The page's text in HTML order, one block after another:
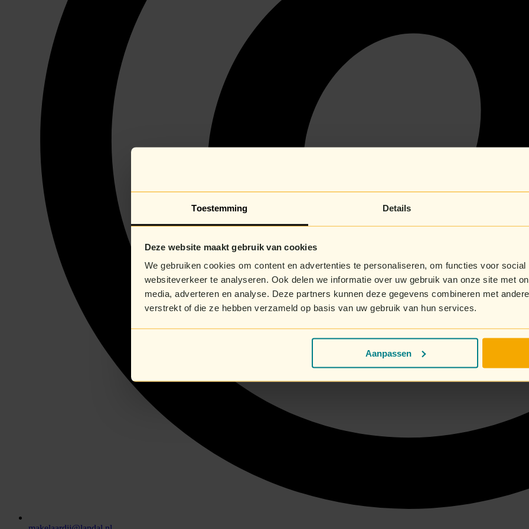
Toestemming Details
Deze website maakt gebruik van cookies
We gebruiken cookies om content en advertenties te personaliseren, om functies voor
websiteverkeer te analyseren. Ook delen we informatie over uw gebruik van onze site met
media, adverteren en analyse. Deze partners kunnen deze gegevens combineren met
verstrekt of die ze hebben verzameld op basis van uw gebruik van hun services.
Aanpassen